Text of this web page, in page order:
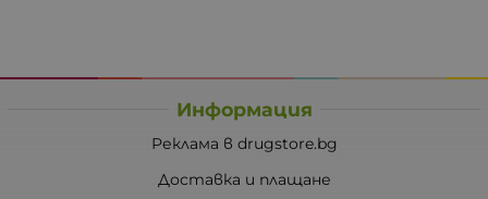
Информация
Реклама в drugstore.bg
Доставка и плащане